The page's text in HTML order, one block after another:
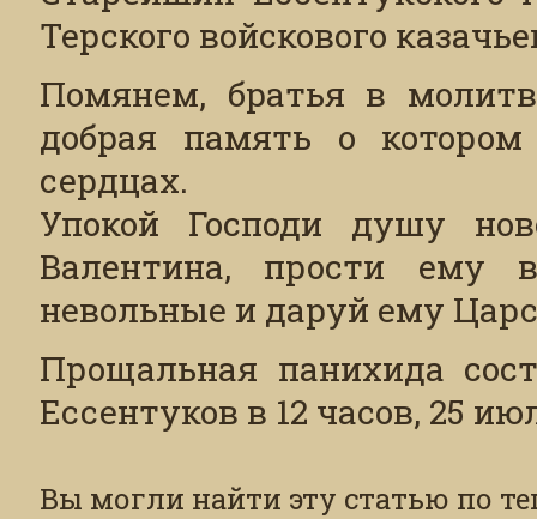
Терского войскового
Помянем, братья в
добрая память о
сердцах.
Упокой Господи душу
Валентина, прости ему
невольные и даруй ему
Прощальная панихида
Ессентуков в 12 часов, 25
Вы могли найти эту статью по